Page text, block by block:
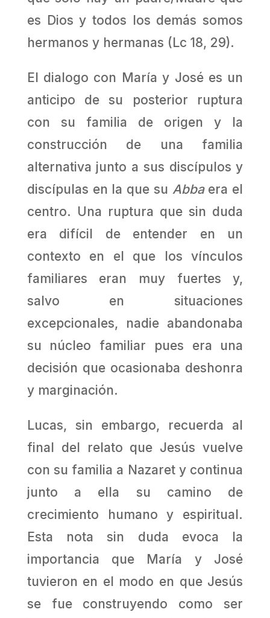
es Dios y todos los demás somos
hermanos y hermanas (Lc 18, 29).
El dialogo con María y José es un
anticipo de su posterior ruptura
con su familia de origen y la
construcción de una familia
alternativa junto a sus discípulos y
discípulas en la que su Abbaera el
centro. Una ruptura que sin duda
era difícil de entender en un
contexto en el que los vínculos
familiares eran muy fuertes y,
salvo en situaciones
excepcionales, nadie abandonaba
su núcleo familiar pues era una
decisión que ocasionaba deshonra
y marginación.
Lucas, sin embargo, recuerda al
final del relato que Jesús vuelve
con su familia a Nazaret y continua
junto a ella su camino de
crecimiento humano y espiritual.
Esta nota sin duda evoca la
importancia que María y José
tuvieron en el modo en que Jesús
se fue construyendo como ser